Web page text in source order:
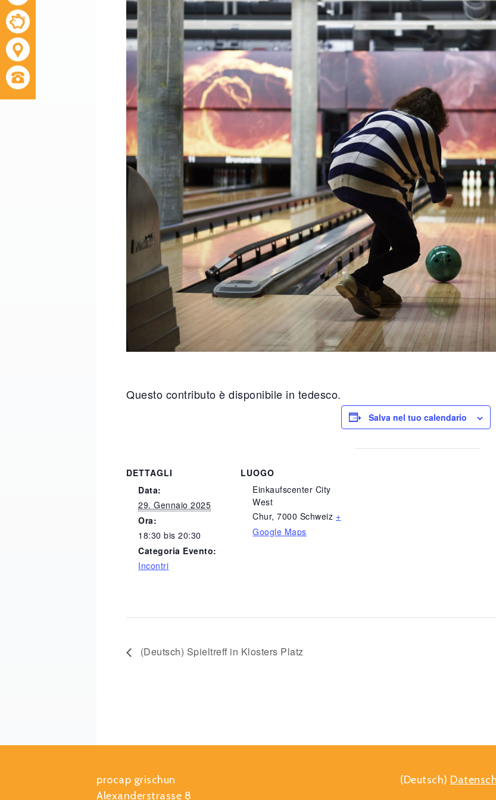
Questo contributo è disponibile in tedesco.
Salva nel tuo calendario
DETTAGLI
Data:
29. Gennaio 2025
Ora:
18:30 bis 20:30
Categoria Evento:
Incontri
LUOGO
Einkaufscenter City
West
Chur, 7000 Schweiz +
Google Maps
(Deutsch) Spieltreff in Klosters Platz
procap grischun
Alexanderstrasse 8
(Deutsch)